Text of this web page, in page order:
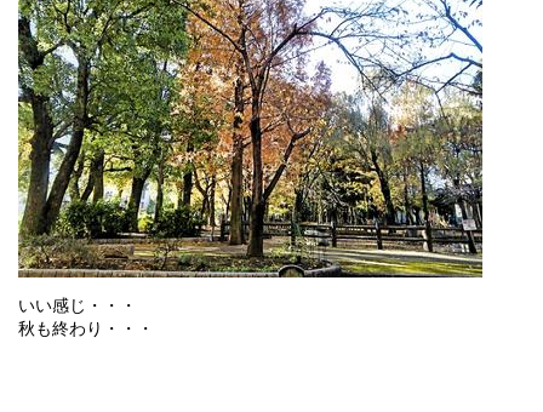
いい感じ・・・
秋も終わり・・・